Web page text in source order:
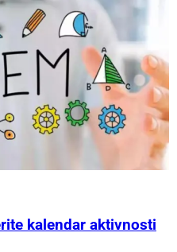
kalendar aktivnosti